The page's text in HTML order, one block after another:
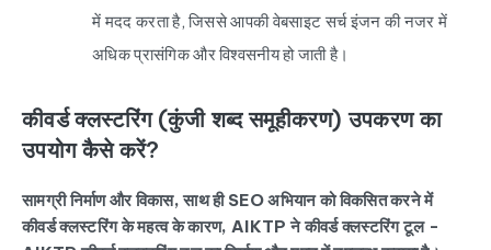
में मदद करता है, जिससे आपकी वेबसाइट सर्च इंजन की नजर में
अधिक प्रासंगिक और विश्वसनीय हो जाती है।
कीवर्ड क्लस्टरिंग (कुंजी शब्द समूहीकरण) उपकरण का
उपयोग कैसे करें?
सामग्री निर्माण और विकास, साथ ही SEO अभियान को विकसित करने में
कीवर्ड क्लस्टरिंग के महत्व के कारण, AIKTP ने कीवर्ड क्लस्टरिंग टूल -